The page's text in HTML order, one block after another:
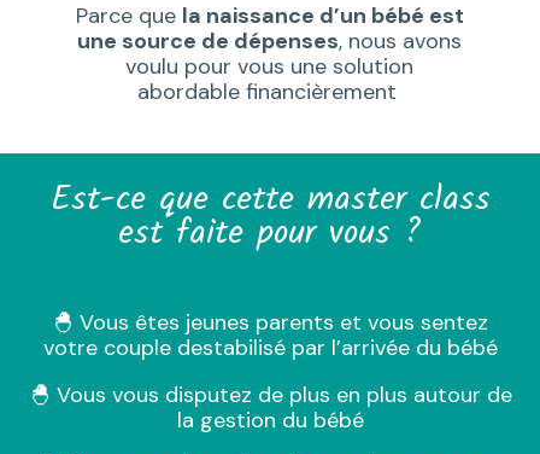
Parce que la naissance d’un bébé est
une source de dépenses, nous avons
voulu pour vous une solution
abordable financièrement
Est-ce que cette master class
est faite pour vous ?
🐣 Vous êtes jeunes parents et vous sentez
votre couple destabilisé par l’arrivée du bébé
🐣 Vous vous disputez de plus en plus autour de
la gestion du bébé